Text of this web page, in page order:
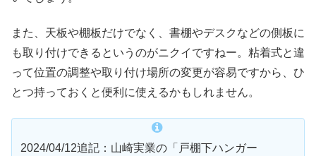
また、天板や棚板だけでなく、書棚やデスクなどの側板に
も取り付けできるというのがニクイですねー。粘着式と違
って位置の調整や取り付け場所の変更が容易ですから、ひ
とつ持っておくと便利に使えるかもしれません。
2024/04/12追記：山崎実業の「戸棚下ハンガー